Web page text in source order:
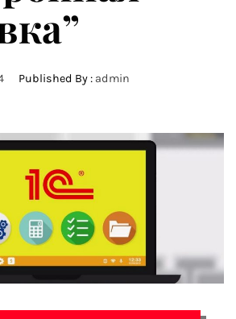
Published By : admin